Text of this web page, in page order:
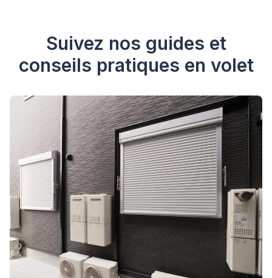
Suivez nos guides et
conseils pratiques en volet